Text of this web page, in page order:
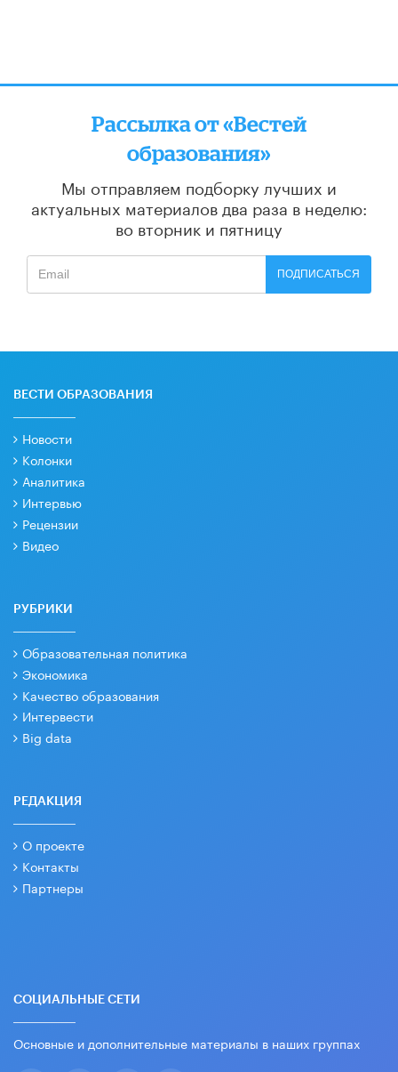
Рассылка от «Вестей
образования»
Мы отправляем подборку лучших и
актуальных материалов два раза в неделю:
во вторник и пятницу
ПОДПИСАТЬСЯ
ВЕСТИ ОБРАЗОВАНИЯ
Новости
Колонки
Аналитика
Интервью
Рецензии
Видео
РУБРИКИ
Образовательная политика
Экономика
Качество образования
Интервести
Big data
РЕДАКЦИЯ
О проекте
Контакты
Партнеры
СОЦИАЛЬНЫЕ СЕТИ
Основные и дополнительные материалы в наших группах